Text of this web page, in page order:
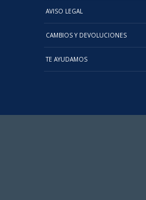
AVISO LEGAL
CAMBIOS Y DEVOLUCIONES
TE AYUDAMOS